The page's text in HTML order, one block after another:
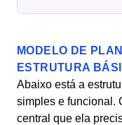
MODELO DE
ESTRUTURA
Abaixo está a
simples e funcional.
central que ela